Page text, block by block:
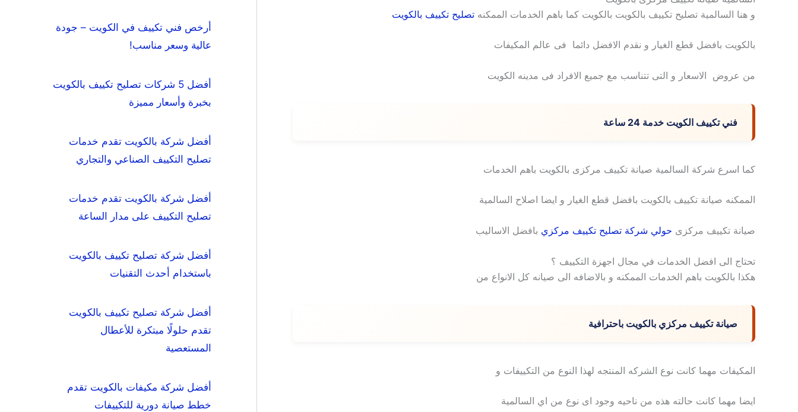
و هنا السالمية تصليح تكييف بالكويت بالكويت كما باهم الخدمات الممكنه تصليح تكييف بالكويت
بالكويت بافضل قطع الغيار و نقدم الافضل دائما فى عالم المكيفات
من عروض الاسعار و التى تتناسب مع جميع الافراد فى مدينه الكويت
فني تكييف الكويت خدمة 24 ساعة
كما اسرع شركة السالمية صيانة تكييف مركزى بالكويت باهم الخدمات
الممكنه صيانة تكييف بالكويت بافضل قطع الغيار و ايضا اصلاح السالمية
صيانة تكييف مركزى حولي شركة تصليح تكييف مركزي بافضل الاساليب
تحتاج الى افضل الخدمات في مجال اجهزة التكييف ؟
هكذا بالكويت باهم الخدمات الممكنه و بالاضافه الى صيانه كل الانواع من
صيانة تكييف مركزي بالكويت باحترافية
المكيفات مهما كانت نوع الشركه المنتجه لهذا النوع من التكييفات و
ايضا مهما كانت حالته هذه من ناحيه وجود اى نوع من اي السالمية
أرخص فني تكييف في الكويت – جودة
عالية وسعر مناسب!
أفضل 5 شركات تصليح تكييف بالكويت
بخبرة وأسعار مميزة
أفضل شركة بالكويت تقدم خدمات
تصليح التكييف الصناعي والتجاري
أفضل شركة بالكويت تقدم خدمات
تصليح التكييف على مدار الساعة
أفضل شركة تصليح تكييف بالكويت
باستخدام أحدث التقنيات
أفضل شركة تصليح تكييف بالكويت
تقدم حلولًا مبتكرة للأعطال
المستعصية
أفضل شركة مكيفات بالكويت تقدم
خطط صيانة دورية للتكييفات